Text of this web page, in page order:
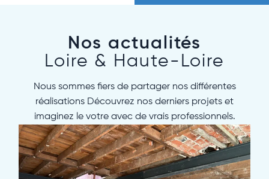
Nos actualités
Loire & Haute-Loire
Nous sommes fiers de partager nos différentes
réalisations Découvrez nos derniers projets et
imaginez le votre avec de vrais professionnels.